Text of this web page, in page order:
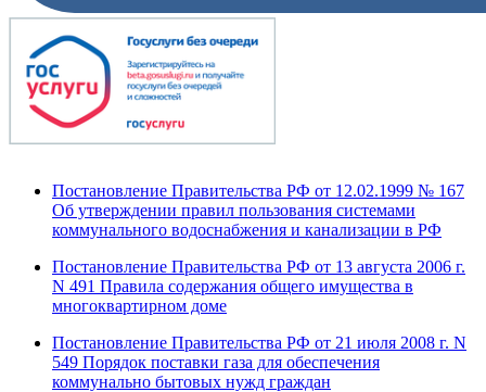
Постановление Правительства РФ от 12.02.1999 № 167
Об утверждении правил пользования системами
коммунального водоснабжения и канализации в РФ
Постановление Правительства РФ от 13 августа 2006 г.
N 491 Правила содержания общего имущества в
многоквартирном доме
Постановление Правительства РФ от 21 июля 2008 г. N
549 Порядок поставки газа для обеспечения
коммунально бытовых нужд граждан